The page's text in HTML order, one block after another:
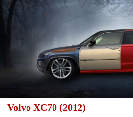
Volvo XC70 (2012)